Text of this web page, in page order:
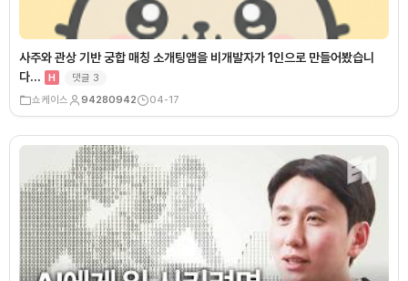
사주와 관상 기반 궁합 매칭 소개팅앱을 비개발자가 1인으로 만들어봤습니
다…
H 댓글 3
쇼케이스
94280942 04-17